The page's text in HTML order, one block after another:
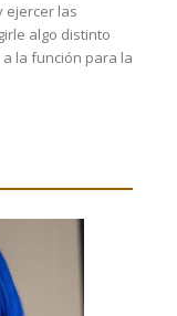
ejercer las
algo distinto
la función para la